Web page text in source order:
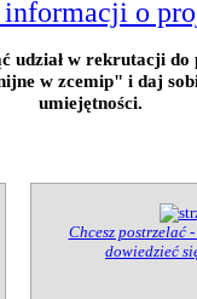
o
udział w rekrutacji
w zcemip" i daj
umiejętności.
Chcesz postrzelać
dowiedzieć